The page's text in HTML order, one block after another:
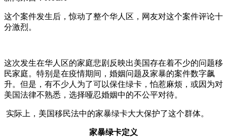
这个案件发生后，惊动了整个华人区，网友对这个案件评论十
分激烈。
这次发生在华人区的家庭悲剧反映出美国存在着不少的问题移
民家庭。特别是在疫情期间，婚姻问题及家暴的案件数字飙
升。但是，有不少人为了可以保住绿卡，怕惹麻烦，或因为对
美国法律不熟悉，选择哑忍婚姻中的不公平对待。
实际上，美国移民法中的家暴绿卡大大保护了这个群体。
家暴绿卡定义